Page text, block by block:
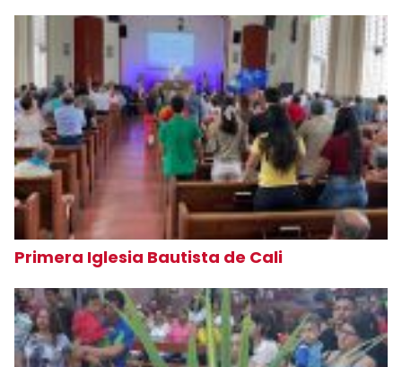
Primera Iglesia Bautista de Cali